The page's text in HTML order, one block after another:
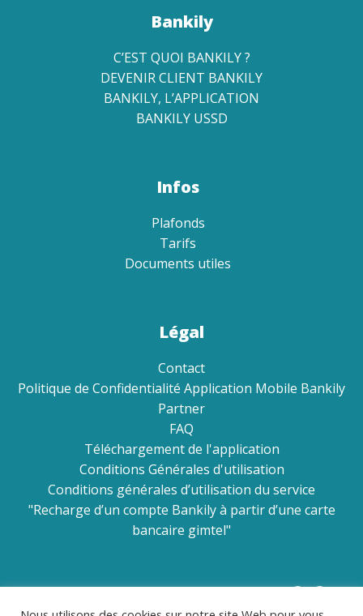
Bankily
C’EST QUOI BANKILY ?
DEVENIR CLIENT BANKILY
BANKILY, L’APPLICATION
BANKILY USSD
Infos
Plafonds
Tarifs
Documents utiles
Légal
Contact
Politique de Confidentialité Application Mobile Bankily
Partner
FAQ
Téléchargement de l'application
Conditions Générales d'utilisation
Conditions générales d’utilisation du service
"Recharge d’un compte Bankily à partir d’une carte
bancaire gimtel"